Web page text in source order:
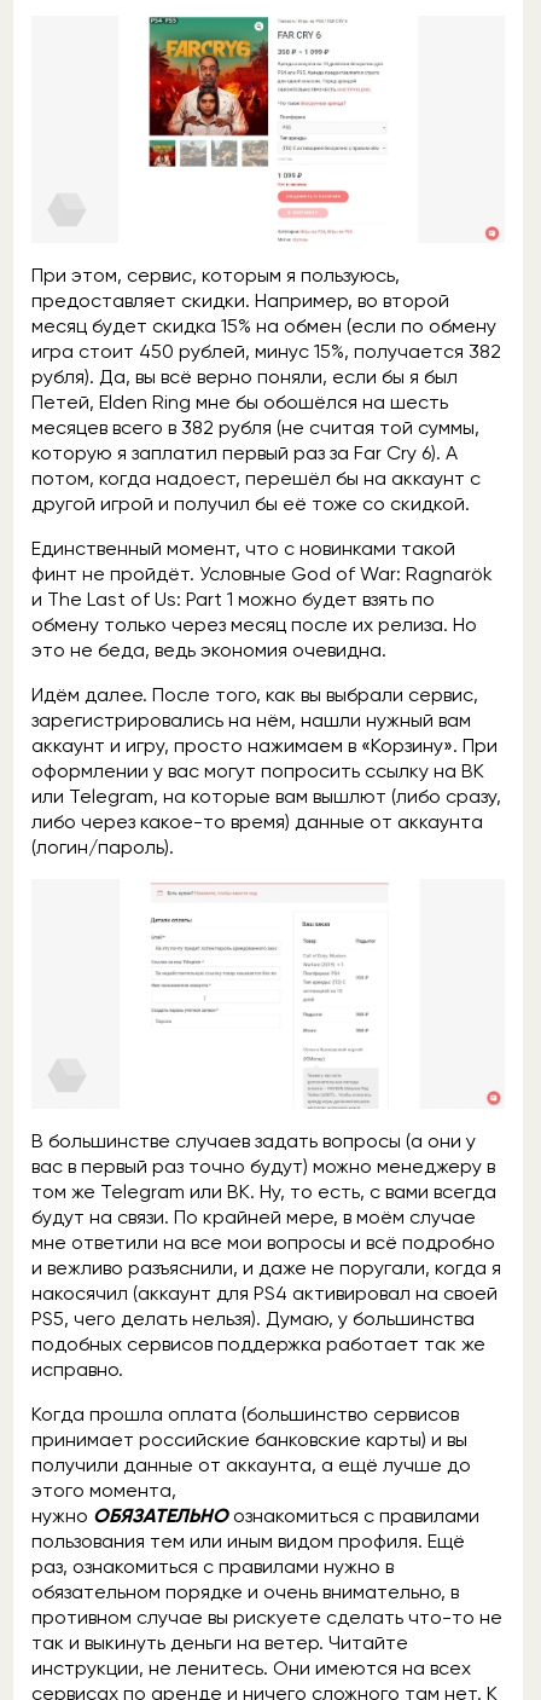
При этом, сервис, которым я пользуюсь,
предоставляет скидки. Например, во второй
месяц будет скидка 15% на обмен (если по обмену
игра стоит 450 рублей, минус 15%, получается 382
рубля). Да, вы всё верно поняли, если бы я был
Петей, Elden Ring мне бы обошёлся на шесть
месяцев всего в 382 рубля (не считая той суммы,
которую я заплатил первый раз за Far Cry 6). А
потом, когда надоест, перешёл бы на аккаунт с
другой игрой и получил бы её тоже со скидкой.
Единственный момент, что с новинками такой
финт не пройдёт. Условные God of War: Ragnarök
и The Last of Us: Part 1 можно будет взять по
обмену только через месяц после их релиза. Но
это не беда, ведь экономия очевидна.
Идём далее. После того, как вы выбрали сервис,
зарегистрировались на нём, нашли нужный вам
аккаунт и игру, просто нажимаем в «Корзину». При
оформлении у вас могут попросить ссылку на ВК
или Telegram, на которые вам вышлют (либо сразу,
либо через какое-то время) данные от аккаунта
(логин/пароль).
В большинстве случаев задать вопросы (а они у
вас в первый раз точно будут) можно менеджеру в
том же Telegram или ВК. Ну, то есть, с вами всегда
будут на связи. По крайней мере, в моём случае
мне ответили на все мои вопросы и всё подробно
и вежливо разъяснили, и даже не поругали, когда я
накосячил (аккаунт для PS4 активировал на своей
PS5, чего делать нельзя). Думаю, у большинства
подобных сервисов поддержка работает так же
исправно.
Когда прошла оплата (большинство сервисов
принимает российские банковские карты) и вы
получили данные от аккаунта, а ещё лучше до
этого момента,
нужно ОБЯЗАТЕЛЬНО ознакомиться с правилами
пользования тем или иным видом профиля. Ещё
раз, ознакомиться с правилами нужно в
обязательном порядке и очень внимательно, в
противном случае вы рискуете сделать что-то не
так и выкинуть деньги на ветер. Читайте
инструкции, не ленитесь. Они имеются на всех
сервисах по аренде и ничего сложного там нет. К